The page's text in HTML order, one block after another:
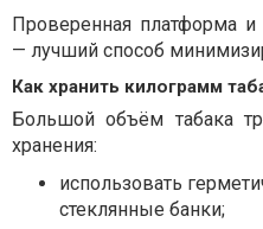
Проверенная платформа и
— лучший способ
Как хранить килограмм
Большой объём табака
хранения:
использовать
стеклянные банки;